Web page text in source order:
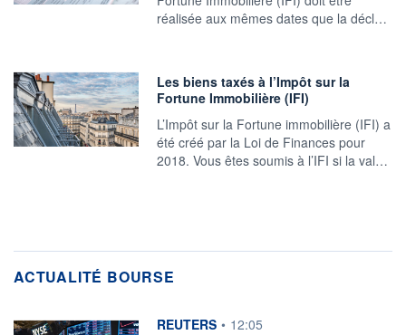
réalisée aux mêmes dates que la décl…
Les biens taxés à l’Impôt sur la
Fortune Immobilière (IFI)
L’Impôt sur la Fortune immobilière (IFI) a
été créé par la Loi de Finances pour
2018. Vous êtes soumis à l’IFI si la val…
ACTUALITÉ BOURSE
information fournie par
REUTERS • 12:05